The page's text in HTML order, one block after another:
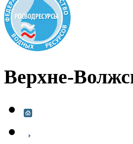
Верхне-